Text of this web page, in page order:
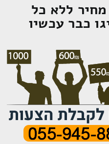
ללא כל
כבר עכשיו